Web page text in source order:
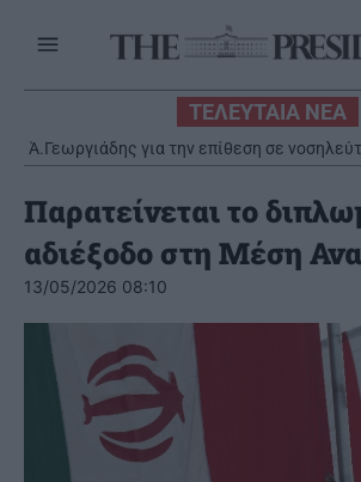
ΤΕΛΕΥΤΑΙΑ ΝΕΑ
Ά.Γεωργιάδης για την επίθεση σε
από το προσωπικό του
Παρατείνεται το
αδιέξοδο στη Μέση
13/05/2026 08:10